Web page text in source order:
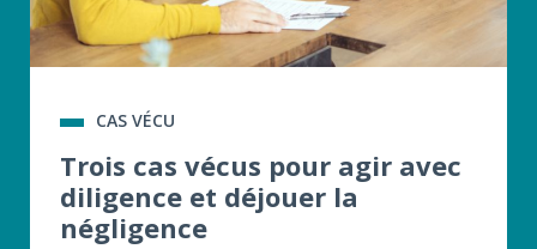
CAS VÉCU
Trois cas vécus pour agir avec
diligence et déjouer la
négligence